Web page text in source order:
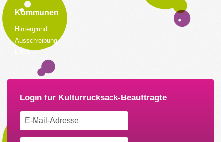
Kommunen
Hintergrund
Ausschreibung
Links